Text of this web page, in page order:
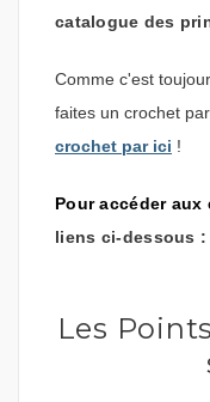
catalogue des
Comme c'est
faites un crochet
crochet par ici !
Pour accéder
liens ci-dessous :
Les